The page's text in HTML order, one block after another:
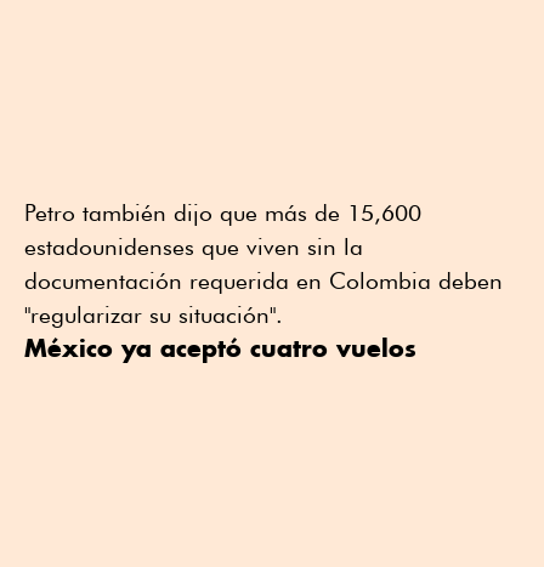
Petro también dijo que más de 15,600
estadounidenses que viven sin la
documentación requerida en Colombia deben
"regularizar su situación".
México ya aceptó cuatro vuelos